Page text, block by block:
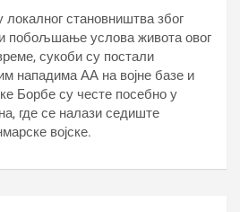
становништва због
побољшање услова живота овог
сукоби су постали
нападима АА на војне базе и
Борбе су честе посебно у
где се налази седиште
војске.